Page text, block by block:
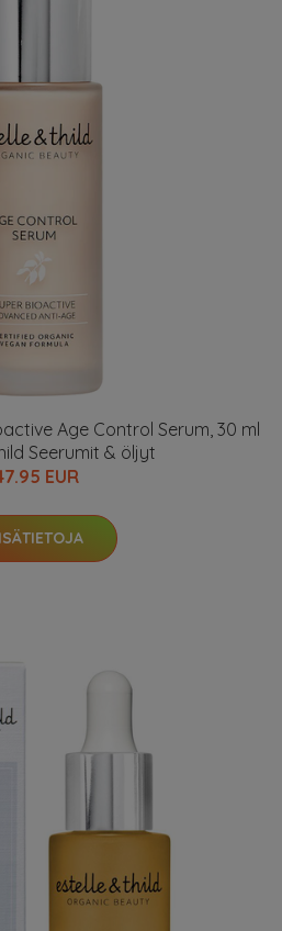
Age Control Serum, 30 ml
Seerumit & öljyt
EUR